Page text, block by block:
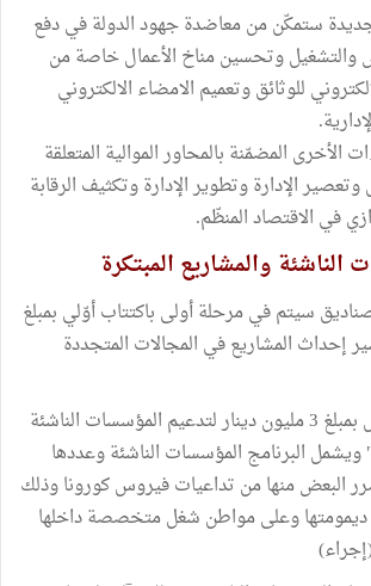
ستمكّن من معاضدة جهود الدولة في دفع
والتشغيل وتحسين مناخ الأعمال خاصة من
للوثائق وتعميم الامضاء الالكتروني
الأخرى المضمّنة بالمحاور الموالية المتعلقة
الإدارة وتطوير الإدارة وتكثيف الرقابة
في الاقتصاد المنظّم.
سيتم في مرحلة أولى باكتتاب أوّلي بمبلغ
إحداث المشاريع في المجالات المتجددة
إحداث آلية تمويل بمبلغ 3 مليون دينار لتدعيم المؤسسات الناشئة
"Startups labelisées " ويشمل البرنامج المؤسسات الناشئة وعددها
تضرر البعض منها من تداعيات فيروس كورونا وذلك
وعلى مواطن شغل متخصصة داخلها